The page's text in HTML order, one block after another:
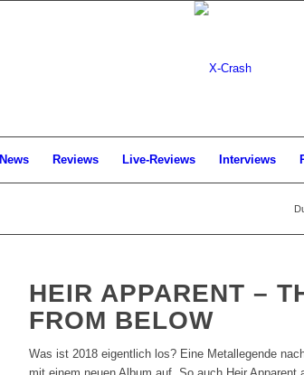
News Reviews Live-Reviews Interviews
HEIR APPARENT –
FROM BELOW
Was ist 2018 eigentlich los? Eine Metallegende